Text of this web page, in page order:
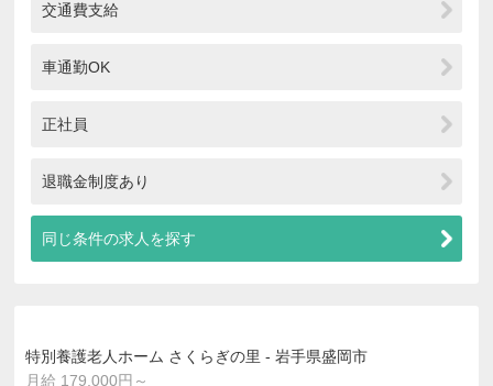
交通費支給
車通勤OK
正社員
退職金制度あり
同じ条件の求人を探す
特別養護老人ホーム さくらぎの里 - 岩手県盛岡市
月給 179,000円～